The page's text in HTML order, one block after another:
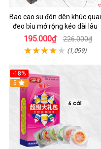
Bao cao su đôn dên khúc quai
đeo bìu mở rộng kéo dài lâu
195.000₫ 226.000₫
(1,099)
-18%
Hot
5